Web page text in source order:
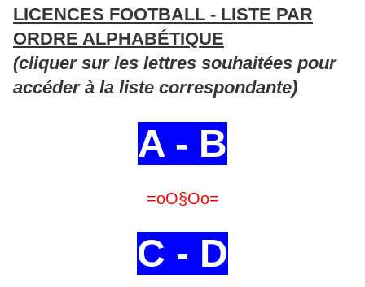
LICENCES FOOTBALL - LISTE PAR
ORDRE ALPHABÉTIQUE
(cliquer sur les lettres souhaitées pour
accéder à la liste correspondante)
A - B
=oO§Oo=
C - D